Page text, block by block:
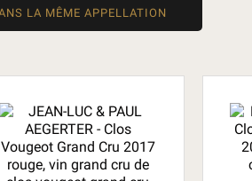
LA MÊME APPELLATION